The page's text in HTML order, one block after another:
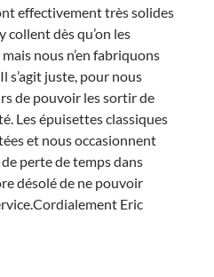
effectivement très solides
collent dès qu’on les
nous n’en fabriquons
s’agit juste, pour nous
de pouvoir les sortir de
Les épuisettes classiques
et nous occasionnent
perte de temps dans
désolé de ne pouvoir
Eric